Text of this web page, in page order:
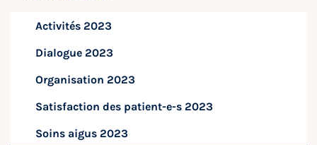
Activités 2023
Dialogue 2023
Organisation 2023
Satisfaction des patient-e-s 2023
Soins aigus 2023